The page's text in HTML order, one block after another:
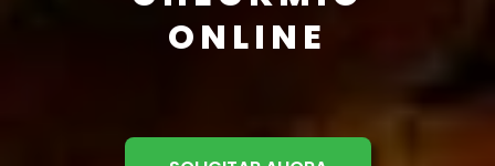
ONLINE